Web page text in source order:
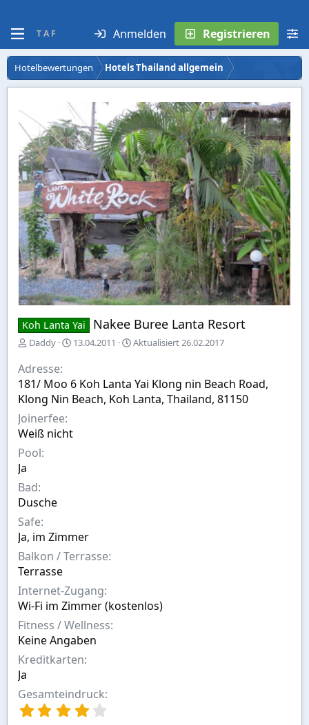
T A F Anmelden Registrieren
Hotelbewertungen Hotels Thailand allgemein
Koh Lanta Yai Nakee Buree Lanta Resort
E
s
t
e
l
l
t
v
o
Daddy
A
w
a
h
13.04.2011 Aktualisiert26.02.2017
Adresse
181/ Moo 6 Koh Lanta Yai Klong nin Beach Road,
Klong Nin Beach, Koh Lanta, Thailand, 81150
Joinerfee
Weiß nicht
Pool
Ja
Bad
Dusche
Safe
Ja, im Zimmer
Balkon / Terrasse
Terrasse
Internet-Zugang
Wi-Fi im Zimmer (kostenlos)
Fitness / Wellness
Keine Angaben
Kreditkarten
Ja
Gesamteindruck